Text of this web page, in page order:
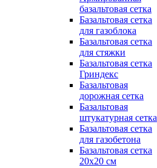
базальтовая сетка
Базальтовая сетка
для газоблока
Базальтовая сетка
для стяжки
Базальтовая сетка
Гриндекс
Базальтовая
дорожная сетка
Базальтовая
штукатурная сетка
Базальтовая сетка
для газобетона
Базальтовая сетка
20x20 см